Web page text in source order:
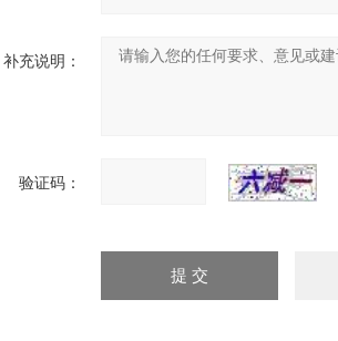
补充说明：
验证码：